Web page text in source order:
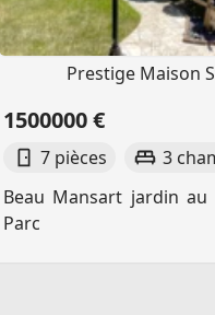
Prestige Maison
1500000 €
7 pièces 3
Beau Mansart jardin au
Parc